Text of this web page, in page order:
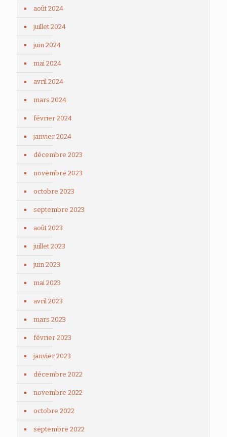
août 2024
juillet 2024
juin 2024
mai 2024
avril 2024
mars 2024
février 2024
janvier 2024
décembre 2023
novembre 2023
octobre 2023
septembre 2023
août 2023
juillet 2023
juin 2023
mai 2023
avril 2023
mars 2023
février 2023
janvier 2023
décembre 2022
novembre 2022
octobre 2022
septembre 2022